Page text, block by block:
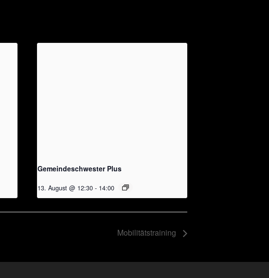
Gemeindeschwester Plus
13. August @ 12:30 - 14:00
Mobilitätstraining